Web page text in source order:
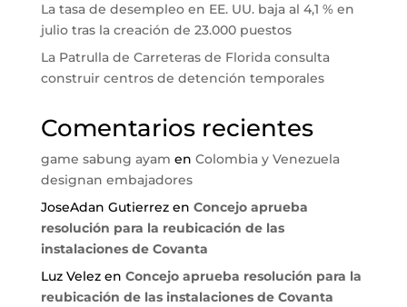
La tasa de desempleo en EE. UU. baja al 4,1 % en
julio tras la creación de 23.000 puestos
La Patrulla de Carreteras de Florida consulta
construir centros de detención temporales
Comentarios recientes
game sabung ayam en Colombia y Venezuela
designan embajadores
JoseAdan Gutierrezen Concejo aprueba
resolución para la reubicación de las
instalaciones de Covanta
Luz Velezen Concejo aprueba resolución para la
reubicación de las instalaciones de Covanta